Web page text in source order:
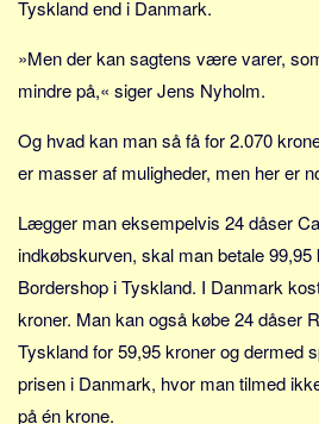
Alle
Nøgleord
Bolig
Job
Virksomhed
Pension og opsparing
Forbrug
Social sikring og sundhed
Transport
Alle
Tyskland end i Danmark.
»Men der kan sagtens være varer,
mindre på,« siger Jens Nyholm.
Og hvad kan man så få for 2.070
er masser af muligheder, men her er
Lægger man eksempelvis 24 dåser
indkøbskurven, skal man betale
Bordershop i Tyskland. I Danmark
kroner. Man kan også købe 24 dåser
Tyskland for 59,95 kroner og dermed
prisen i Danmark, hvor man tilmed
på én krone.